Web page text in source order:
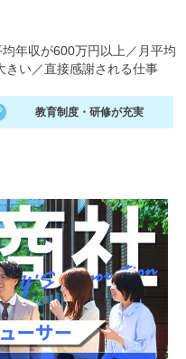
お役立ち記事・相談室など
よくある質問
不明点があればこちら
年収が600万円以上 ／ 月平均
きい／直接感謝される仕事
教育制度・研修が充実